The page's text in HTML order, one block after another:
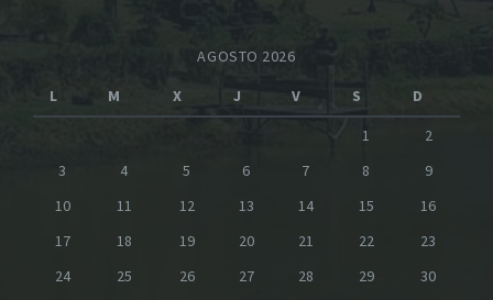
AGOSTO 2026
L
M X J V S
D
1
2
3
4 5 6 7 8
9
10
11 12 13 14 15
16
17
18 19 20 21 22
23
24
25 26 27 28 29
30